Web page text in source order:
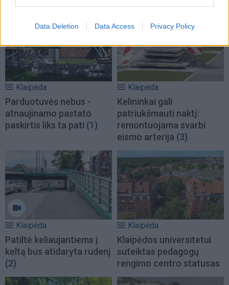
Data Deletion Data Access Privacy Policy
Klaipėda
Parduotuvės nebus -
atnaujinamo pastato
paskirtis liks ta pati (1)
Klaipėda
Kelininkai gali
patriukšmauti naktį:
remontuojama svarbi
eismo arterija (3)
Klaipėda
Patiltė keliaujantiems į
keltą bus atidaryta rudenį
(2)
Klaipėda
Klaipėdos universitetui
suteiktas pedagogų
rengimo centro statusas